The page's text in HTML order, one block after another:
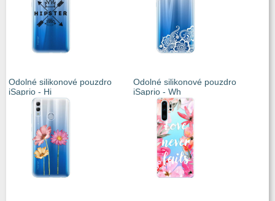
Odolné silikonové pouzdro
iSaprio - Hi
Odolné silikonové pouzdro
iSaprio - Wh